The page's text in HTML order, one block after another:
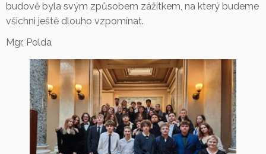
budově byla svým způsobem zážitkem, na který budeme
všichni ještě dlouho vzpomínat.
Mgr. Polda